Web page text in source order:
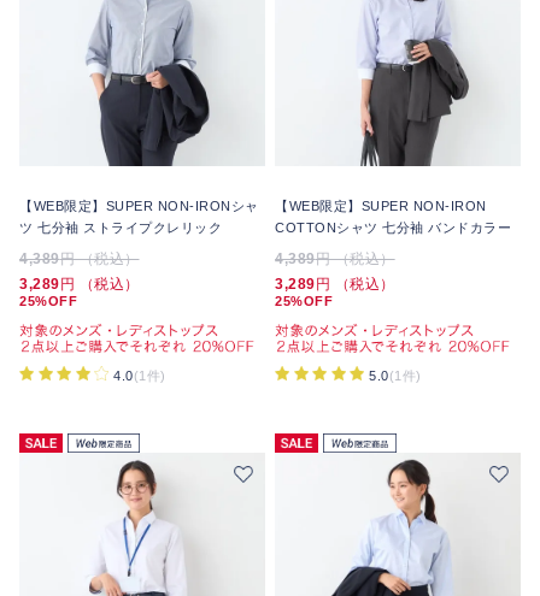
【WEB限定】SUPER NON-IRONシャ
ツ 七分袖 ストライプクレリック
4,389円 （税込）
3,289 円 （税込）
25%OFF
4.0(1件)
【WEB限定】SUPER NON-IRON
COTTONシャツ 七分袖 バンドカラー
4,389円 （税込）
3,289 円 （税込）
25%OFF
5.0(1件)